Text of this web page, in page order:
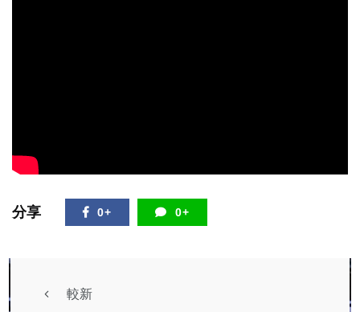
分享 0+ 0+
較新